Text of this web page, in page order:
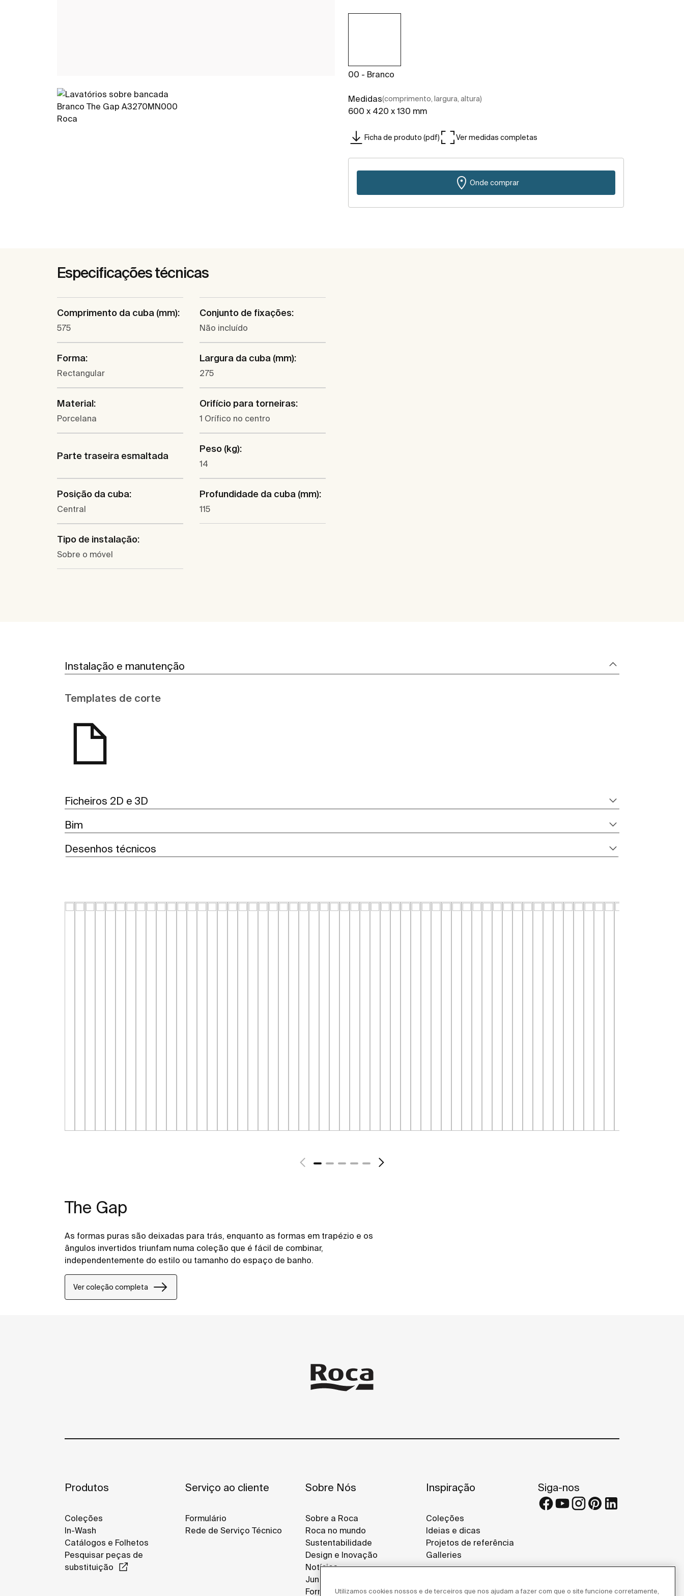
00 - Branco
Medidas(comprimento, largura, altura)
600 x 420 x 130 mm
Ficha de produto (pdf) Ver medidas completas
Onde comprar
Especificações técnicas
Comprimento da cuba (mm):
575
Conjunto de fixações:
Não incluído
Forma:
Rectangular
Largura da cuba (mm):
275
Material:
Porcelana
Orifício para torneiras:
1 Orífico no centro
Parte traseira esmaltada
Peso (kg):
14
Posição da cuba:
Central
Profundidade da cuba (mm):
115
Tipo de instalação:
Sobre o móvel
Instalação e manutenção
Templates de corte
Ficheiros 2D e 3D
Bim
Desenhos técnicos
The Gap
As formas puras são deixadas para trás, enquanto as formas em trapézio e os
ângulos invertidos triunfam numa coleção que é fácil de combinar,
independentemente do estilo ou tamanho do espaço de banho.
Ver coleção completa
Produtos
Coleções
In-Wash
Catálogos e Folhetos
Pesquisar peças de
substituição
Serviço ao cliente
Formulário
Rede de Serviço Técnico
Sobre Nós
Sobre a Roca
Roca no mundo
Sustentabilidade
Design e Inovação
Notícias
Junte-se a Nós
Fornecedores
Inspiração
Coleções
Ideias e dicas
Projetos de referência
Galleries
Siga-nos
Utilizamos cookies nossos e de terceiros que nos ajudam a fazer com que o site funcione corretamente,